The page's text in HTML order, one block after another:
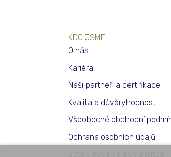
KDO JSME
O nás
Kariéra
Naši partneři a certifikace
Kvalita a důvěryhodnost
Všeobecné obchodní
Ochrana osobních údajů